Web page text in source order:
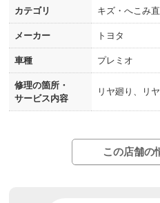
カテゴリ キズ・へこみ
メーカー トヨタ
車種 プレミオ
修理の箇所・
サービス内容
リヤ廻り、リ
この店舗の